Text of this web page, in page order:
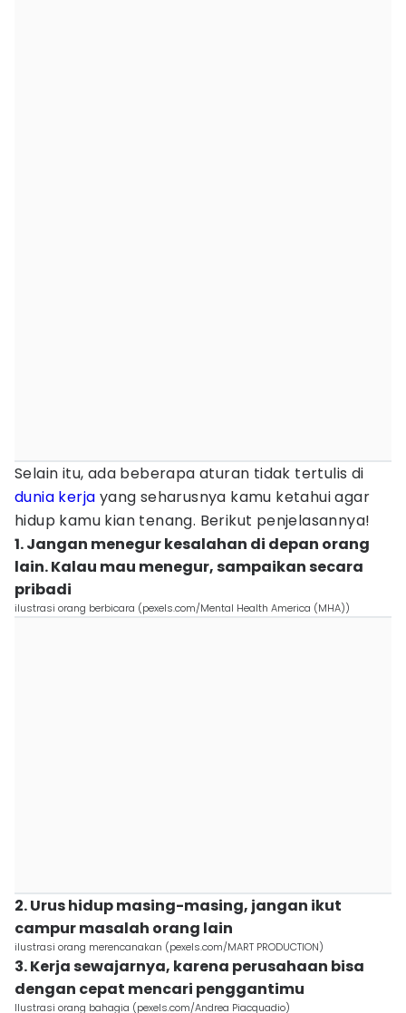
Selain itu, ada beberapa aturan tidak tertulis di
dunia kerja yang seharusnya kamu ketahui agar
hidup kamu kian tenang. Berikut penjelasannya!
1. Jangan menegur kesalahan di depan orang
lain. Kalau mau menegur, sampaikan secara
pribadi
ilustrasi orang berbicara (pexels.com/Mental Health America (MHA))
2. Urus hidup masing-masing, jangan ikut
campur masalah orang lain
ilustrasi orang merencanakan (pexels.com/MART PRODUCTION)
3. Kerja sewajarnya, karena perusahaan bisa
dengan cepat mencari penggantimu
Ilustrasi orang bahagia (pexels.com/Andrea Piacquadio)